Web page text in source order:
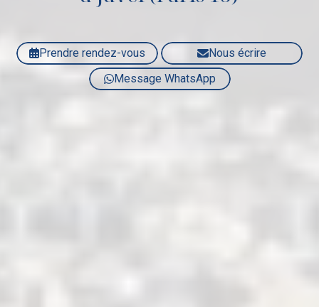
Prendre rendez-vous
Nous écrire
Message WhatsApp